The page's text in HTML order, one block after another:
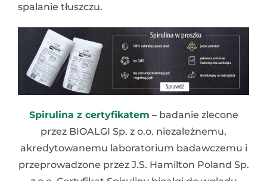
spalanie tłuszczu.
Spirulina z certyfikatem – badanie zlecone
przez BIOALGI Sp. z o.o. niezależnemu,
akredytowanemu laboratorium badawczemu i
przeprowadzone przez J.S. Hamilton Poland Sp.